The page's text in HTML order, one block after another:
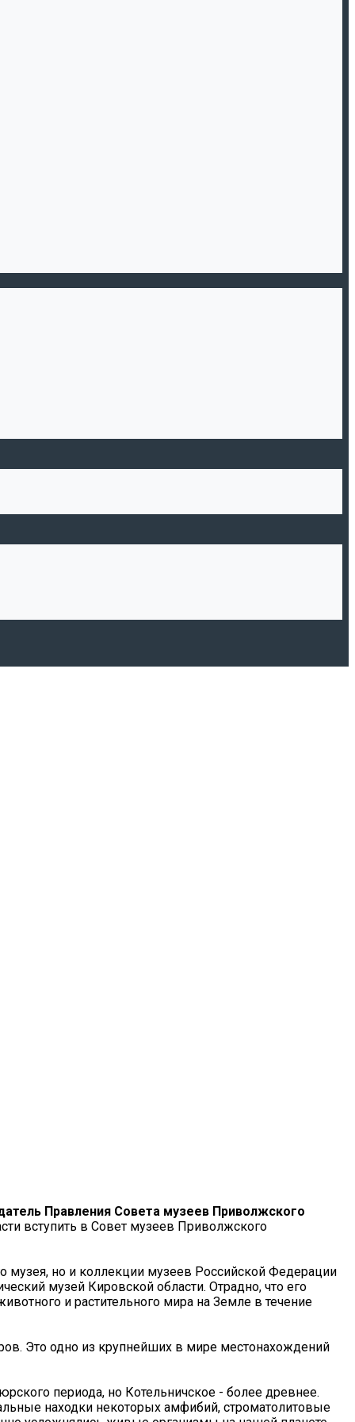
Правления Совета музеев Приволжского
вступить в Совет музеев Приволжского
музея, но и коллекции музеев Российской Федерации
музей Кировской области. Отрадно, что его
и растительного мира на Земле в течение
Это одно из крупнейших в мире местонахождений
периода, но Котельничское - более древнее.
находки некоторых амфибий, строматолитовые